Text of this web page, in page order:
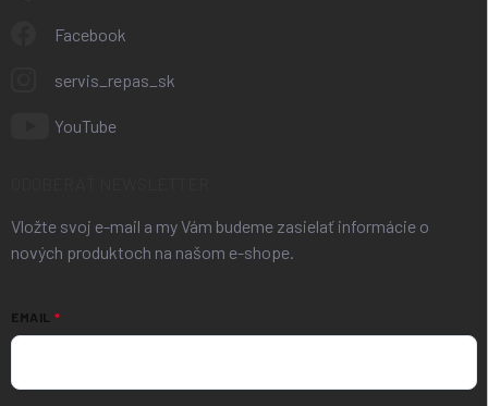
Facebook
servis_repas_sk
YouTube
Vložte svoj e-mail a my Vám budeme zasielať informácie o
nových produktoch na našom e-shope.
EMAIL